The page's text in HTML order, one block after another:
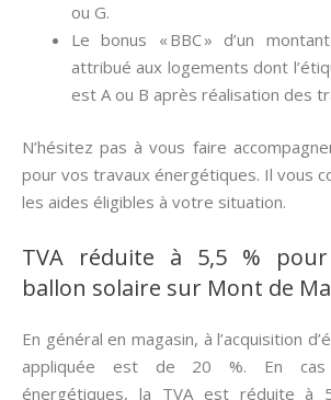
ou G.
Le bonus « BBC » d’un
attribué aux logements dont
est A ou B après réalisation des
N’hésitez pas à vous faire
pour vos travaux énergétiques. Il vous
les aides éligibles à votre situation.
TVA réduite à 5,5 % pour
ballon solaire sur Mont de
En général en magasin, à l’acquisition
appliquée est de 20 %. En cas
énergétiques, la TVA est réduite à